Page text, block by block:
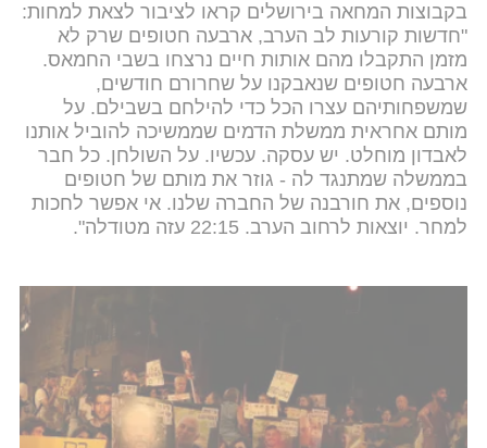
בקבוצות המחאה בירושלים קראו לציבור לצאת למחות:
"חדשות קורעות לב הערב, ארבעה חטופים שרק לא
מזמן התקבלו מהם אותות חיים נרצחו בשבי החמאס.
ארבעה חטופים שנאבקנו על שחרורם חודשים,
שמשפחותיהם עצרו הכל כדי להילחם בשבילם. על
מותם אחראית ממשלת הדמים שממשיכה להוביל אותנו
לאבדון מוחלט. יש עסקה. עכשיו. על השולחן. כל חבר
בממשלה שמתנגד לה - גוזר את מותם של חטופים
נוספים, את חורבנה של החברה שלנו. אי אפשר לחכות
למחר. יוצאות לרחוב הערב. 22:15 עזה מטודלה".